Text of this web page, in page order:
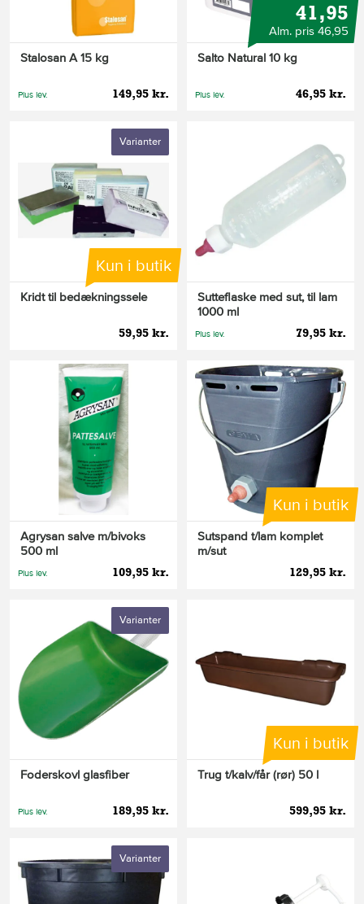
Stalosan A 15 kg
149,95 kr.
Plus lev.
41,95
Alm. pris 46,95
Salto Natural 10 kg
46,95 kr.
Plus lev.
Varianter
Kun i butik
Kridt til bedækningssele
59,95 kr.
Sutteflaske med sut, til lam
1000 ml
79,95 kr.
Plus lev.
Agrysan salve m/bivoks
500 ml
109,95 kr.
Plus lev.
Kun i butik
Sutspand t/lam komplet
m/sut
129,95 kr.
Varianter
Foderskovl glasfiber
189,95 kr.
Plus lev.
Kun i butik
Trug t/kalv/får (rør) 50 l
599,95 kr.
Varianter